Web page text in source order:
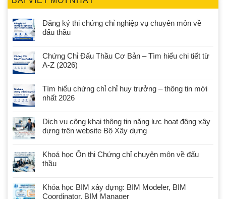
Đăng ký thi chứng chỉ nghiệp vụ chuyên môn về
đấu thầu
Chứng Chỉ Đấu Thầu Cơ Bản – Tìm hiểu chi tiết từ
A-Z (2026)
Tìm hiểu chứng chỉ chỉ huy trưởng – thông tin mới
nhất 2026
Dịch vụ công khai thông tin năng lực hoạt động xây
dựng trên website Bộ Xây dựng
Khoá học Ôn thi Chứng chỉ chuyên môn về đấu
thầu
Khóa học BIM xây dựng: BIM Modeler, BIM
Coordinator, BIM Manager